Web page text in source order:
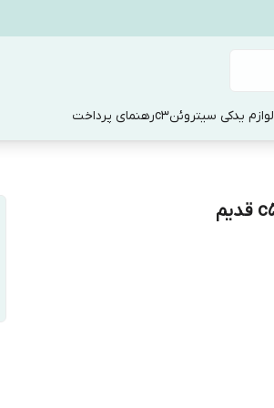
لوازم یدکی سیتروئنc3 رهنمای پرداخت